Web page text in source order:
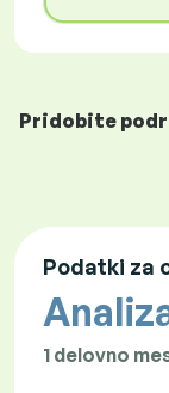
Pridobite
Podatki za
1 delovno